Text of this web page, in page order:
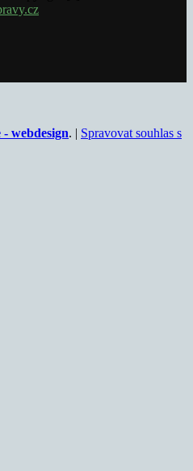
webdesign. | Spravovat souhlas s